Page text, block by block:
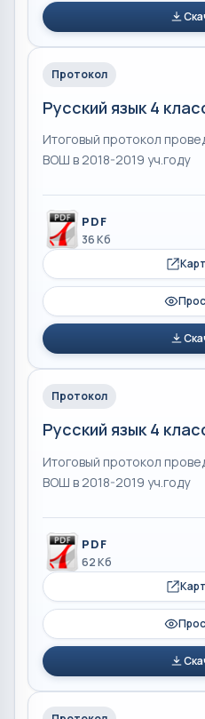
Протокол
Русский язык 4
Итоговый протокол
ВОШ в 2018-2019 уч.году
PDF
36 Кб
Протокол
Русский язык 4
Итоговый протокол
ВОШ в 2018-2019 уч.году
PDF
62 Кб